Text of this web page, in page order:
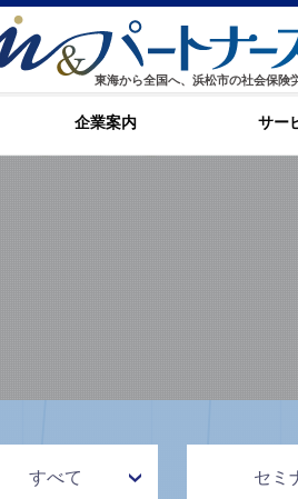
東海から全国へ、浜松市の社会保険
企業案内 サー
すべて セミ